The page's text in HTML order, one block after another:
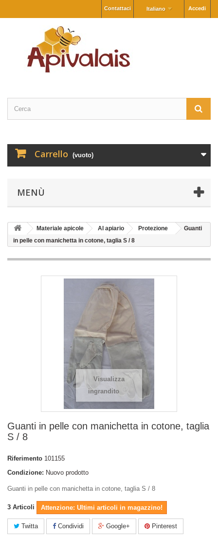
Accedi
Italiano
Contattaci
Carrello (vuoto)
MENÙ
Materiale apicole Al apiario Protezione
Guanti
in pelle con manichetta in cotone, taglia S / 8
Visualizza
ingrandito
Guanti in pelle con manichetta in cotone, taglia
S / 8
Riferimento 101155
Condizione: Nuovo prodotto
Guanti in pelle con manichetta in cotone, taglia S / 8
3 Articoli Attenzione: Ultimi articoli in magazzino!
Twitta Condividi Google+ Pinterest